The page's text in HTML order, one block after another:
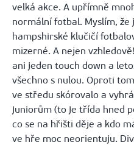
velká akce. A upřímně
normální fotbal. Myslím, že
hampshirské klučičí
mizerné. A nejen vzhledově!
ani jeden touch down a
všechno s nulou. Oproti
ve středu skórovalo a
juniorům (to je třída hned
co se na hřišti děje a kdo
ve hře moc neorientuju.